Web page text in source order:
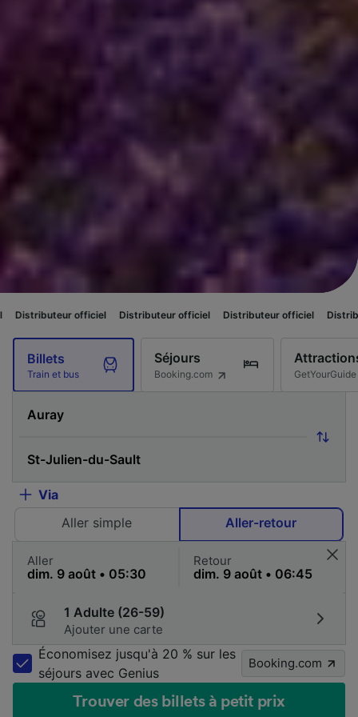
officiel Distributeur officiel Distributeur officiel Distributeur officiel
Billets
Train et bus
Séjours
Booking.com GetYourGuide
Via
Aller simple
Aller-retour
Aller Retour
1 Adulte (26-59)
Ajouter une carte
Économisez jusqu'à 20 % sur les
séjours avec Genius
Booking.com
Trouver des billets à petit prix